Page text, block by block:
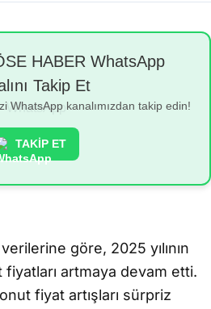
HABER WhatsApp
Takip Et
WhatsApp kanalımızdan takip edin!
TAKİP ET
göre, 2025 yılının
artmaya devam etti.
fiyat artışları sürpriz